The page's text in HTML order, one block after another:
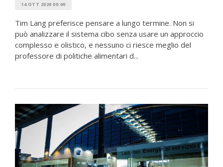
14 OTT 2020 00:00
Tim Lang preferisce pensare a lungo termine. Non si
può analizzare il sistema cibo senza usare un approccio
complesso e olistico, e nessuno ci riesce meglio del
professore di politiche alimentari d...